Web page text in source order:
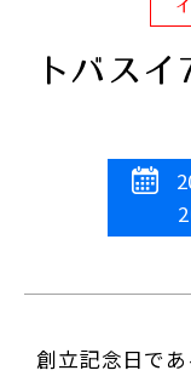
トバス
創立記念日で